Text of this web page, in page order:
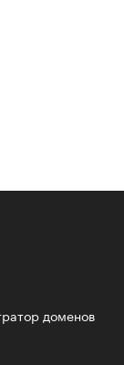
доменов